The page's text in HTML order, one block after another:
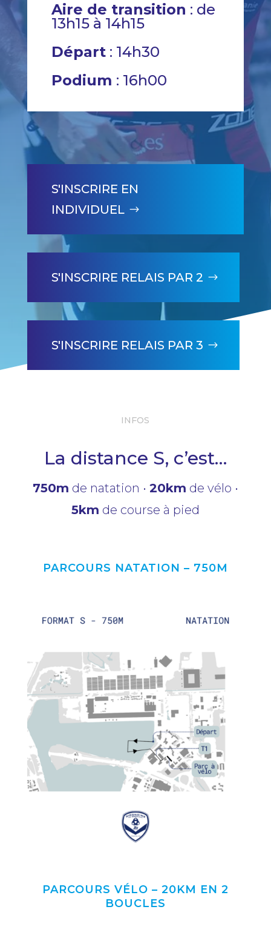
Aire de transition : de
13h15 à 14h15
Départ: 14h30
Podium : 16h00
S'INSCRIRE EN
INDIVIDUEL
S'INSCRIRE RELAIS PAR 2
S'INSCRIRE RELAIS PAR 3
INFOS
La distance S, c’est…
750m de natation • 20km de vélo •
5km de course à pied
PARCOURS NATATION – 750M
PARCOURS VÉLO – 20KM EN 2
BOUCLES